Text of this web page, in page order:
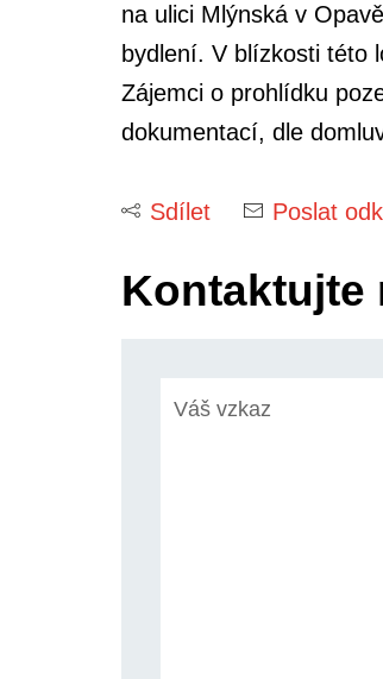
na ulici Mlýnská v
bydlení. V blízkosti této
Zájemci o prohlídku
dokumentací, dle
Sdílet Poslat
Kontaktujte